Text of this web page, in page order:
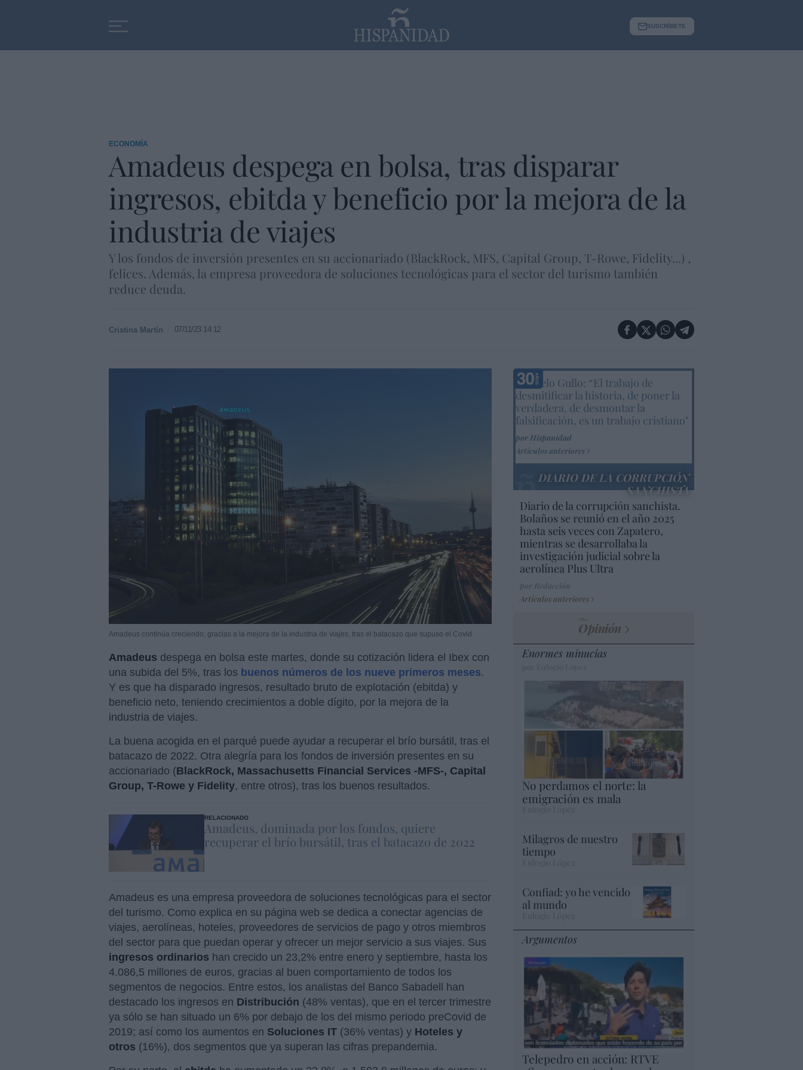
SUSCRÍBETE
ECONOMÍA
Amadeus despega en bolsa, tras disparar
ingresos, ebitda y beneficio por la mejora de la
industria de viajes
Y los fondos de inversión presentes en su accionariado (BlackRock, MFS, Capital Group, T-Rowe, Fidelity...) ,
felices. Además, la empresa proveedora de soluciones tecnológicas para el sector del turismo también
reduce deuda.
Cristina Martín 07/11/23 14:12
Amadeus continúa creciendo, gracias a la mejora de la industria de viajes, tras el batacazo que supuso el Covid
Amadeus despega en bolsa este martes, donde su cotización lidera el Ibex con
una subida del 5%, tras los buenos números de los nueve primeros meses.
Y es que ha disparado ingresos, resultado bruto de explotación (ebitda) y
beneficio neto, teniendo crecimientos a doble dígito, por la mejora de la
industria de viajes.
La buena acogida en el parqué puede ayudar a recuperar el brío bursátil, tras el
batacazo de 2022. Otra alegría para los fondos de inversión presentes en su
accionariado (BlackRock, Massachusetts Financial Services -MFS-, Capital
Group, T-Rowe y Fidelity, entre otros), tras los buenos resultados.
RELACIONADO
Amadeus, dominada por los fondos, quiere
recuperar el brío bursátil, tras el batacazo de 2022
Amadeus es una empresa proveedora de soluciones tecnológicas para el sector
del turismo. Como explica en su página web se dedica a conectar agencias de
viajes, aerolíneas, hoteles, proveedores de servicios de pago y otros miembros
del sector para que puedan operar y ofrecer un mejor servicio a sus viajes. Sus
ingresos ordinarios han crecido un 23,2% entre enero y septiembre, hasta los
4.086,5 millones de euros, gracias al buen comportamiento de todos los
segmentos de negocios. Entre estos, los analistas del Banco Sabadell han
destacado los ingresos en Distribución (48% ventas), que en el tercer trimestre
ya sólo se han situado un 6% por debajo de los del mismo periodo preCovid de
2019; así como los aumentos en Soluciones IT (36% ventas) y Hoteles y
otros (16%), dos segmentos que ya superan las cifras prepandemia.
Marcelo Gullo: “El trabajo de
desmitificar la historia, de poner la
verdadera, de desmontar la
falsificación, es un trabajo cristiano"
por Hispanidad
Artículos anteriores
DIARIO DE LA CORRUPCIÓN
SANCHISTA
Diario de la corrupción sanchista.
Bolaños se reunió en el año 2025
hasta seis veces con Zapatero,
mientras se desarrollaba la
investigación judicial sobre la
aerolínea Plus Ultra
Artículos anteriores
Opinión
Enormes minucias
No perdamos el norte: la
emigración es mala
Eulogio López
Milagros de nuestro
tiempo
Confiad: yo he vencido
al mundo
Argumentos
Telepedro en acción: RTVE